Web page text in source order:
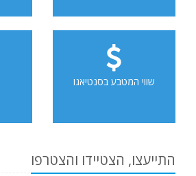
שווי המטבע בסנטיאגו
התייעצו, הצטיידו והצטרפו